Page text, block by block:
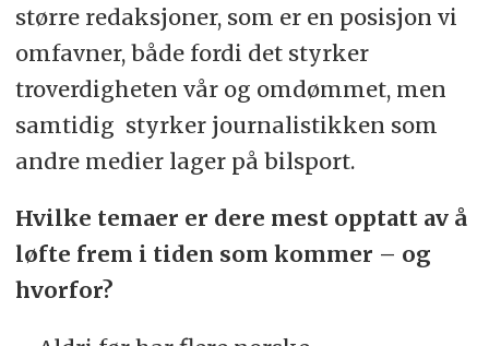
større redaksjoner, som er en posisjon vi
omfavner, både fordi det styrker
troverdigheten vår og omdømmet, men
samtidig styrker journalistikken som
andre medier lager på bilsport.
Hvilke temaer er dere mest opptatt av å
løfte frem i tiden som kommer – og
hvorfor?